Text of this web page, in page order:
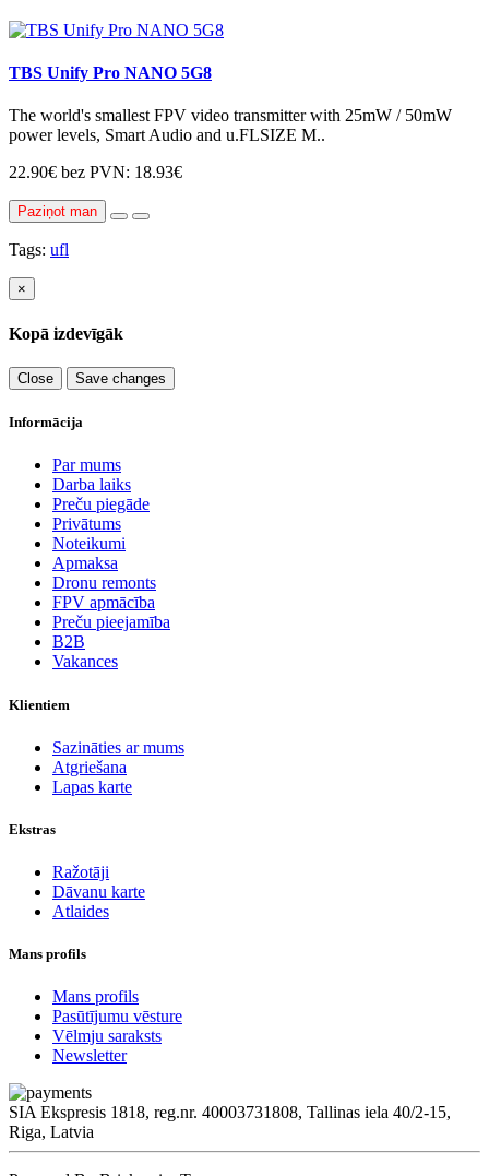
TBS Unify Pro NANO 5G8
The world's smallest FPV video transmitter with 25mW / 50mW
power levels, Smart Audio and u.FLSIZE M..
22.90€ bez PVN: 18.93€
Paziņot man
Tags: ufl
×
Kopā izdevīgāk
Close Save changes
Informācija
Par mums
Darba laiks
Preču piegāde
Privātums
Noteikumi
Apmaksa
Dronu remonts
FPV apmācība
Preču pieejamība
B2B
Vakances
Klientiem
Sazināties ar mums
Atgriešana
Lapas karte
Ekstras
Ražotāji
Dāvanu karte
Atlaides
Mans profils
Mans profils
Pasūtījumu vēsture
Vēlmju saraksts
Newsletter
SIA Ekspresis 1818, reg.nr. 40003731808, Tallinas iela 40/2-15,
Riga, Latvia